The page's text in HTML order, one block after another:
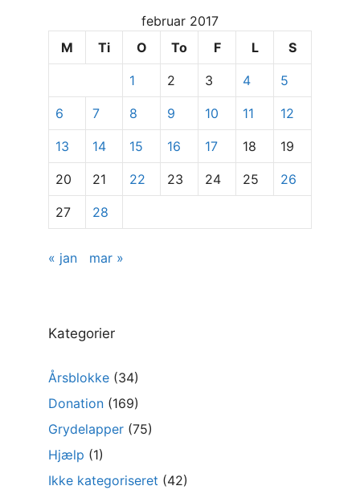
specifikke
februar 2017
M
Ti O To F L S
1 2 3 4 5
6 7 8 9 10 11 12
13 14 15 16 17 18 19
20 21 22 23 24 25 26
27 28
« jan mar »
Kategorier
Årsblokke (34)
Donation (169)
Grydelapper (75)
Hjælp (1)
Ikke kategoriseret (42)